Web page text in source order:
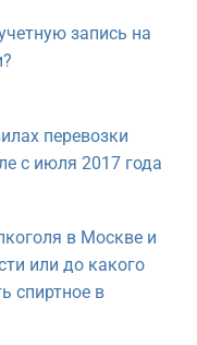
запись на
перевозки
с июля 2017 года
в Москве и
или до какого
спиртное в